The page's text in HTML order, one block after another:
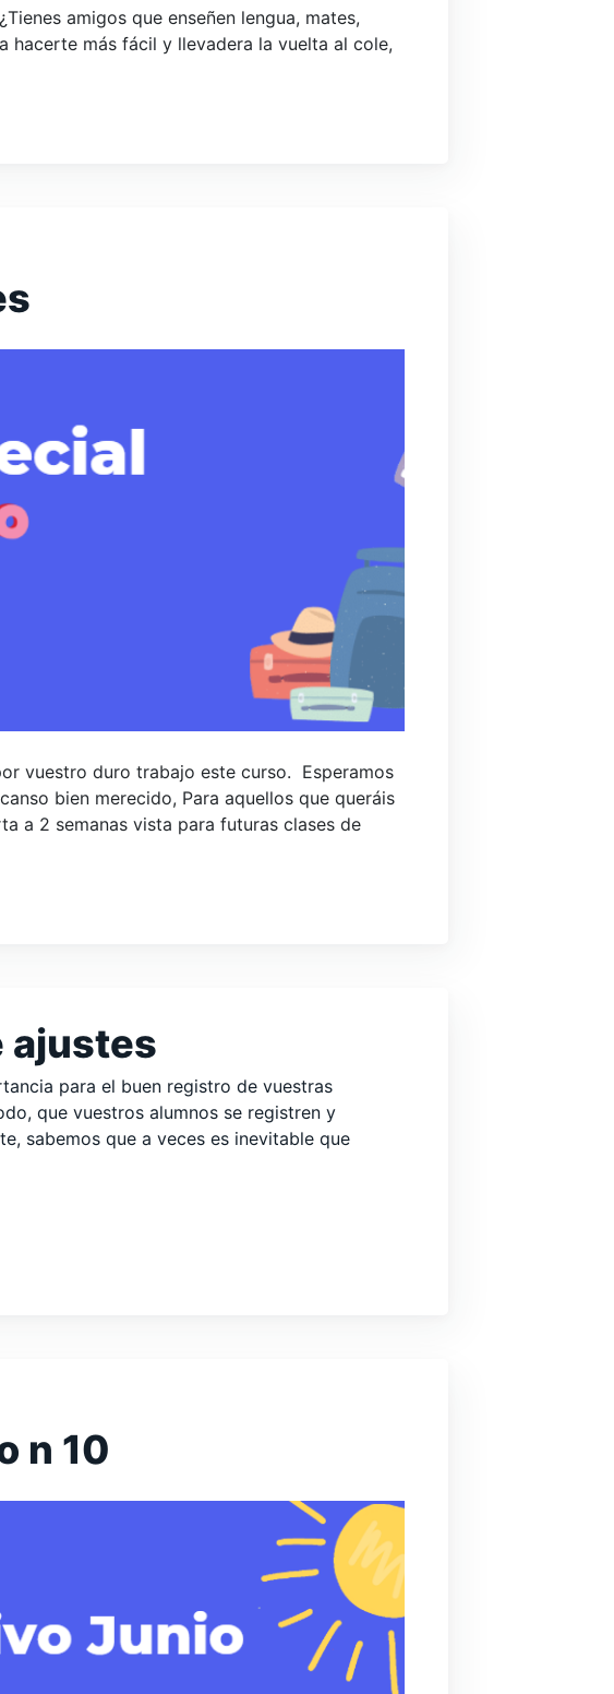
amigos que enseñen lengua, mates,
hacerte más fácil y llevadera la vuelta al cole,
vuestro duro trabajo este curso. Esperamos
bien merecido, Para aquellos que queráis
a 2 semanas vista para futuras clases de
ajustes
para el buen registro de vuestras
que vuestros alumnos se registren y
sabemos que a veces es inevitable que
n 10